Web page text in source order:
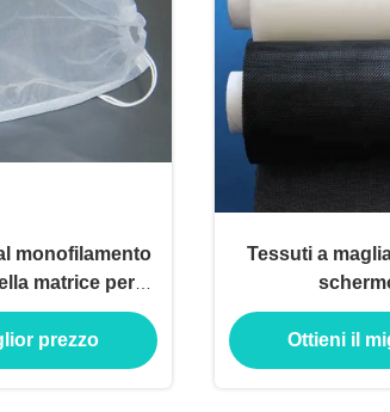
monofilamento
matrice per
prezzo
Tessuti a
Ottieni il